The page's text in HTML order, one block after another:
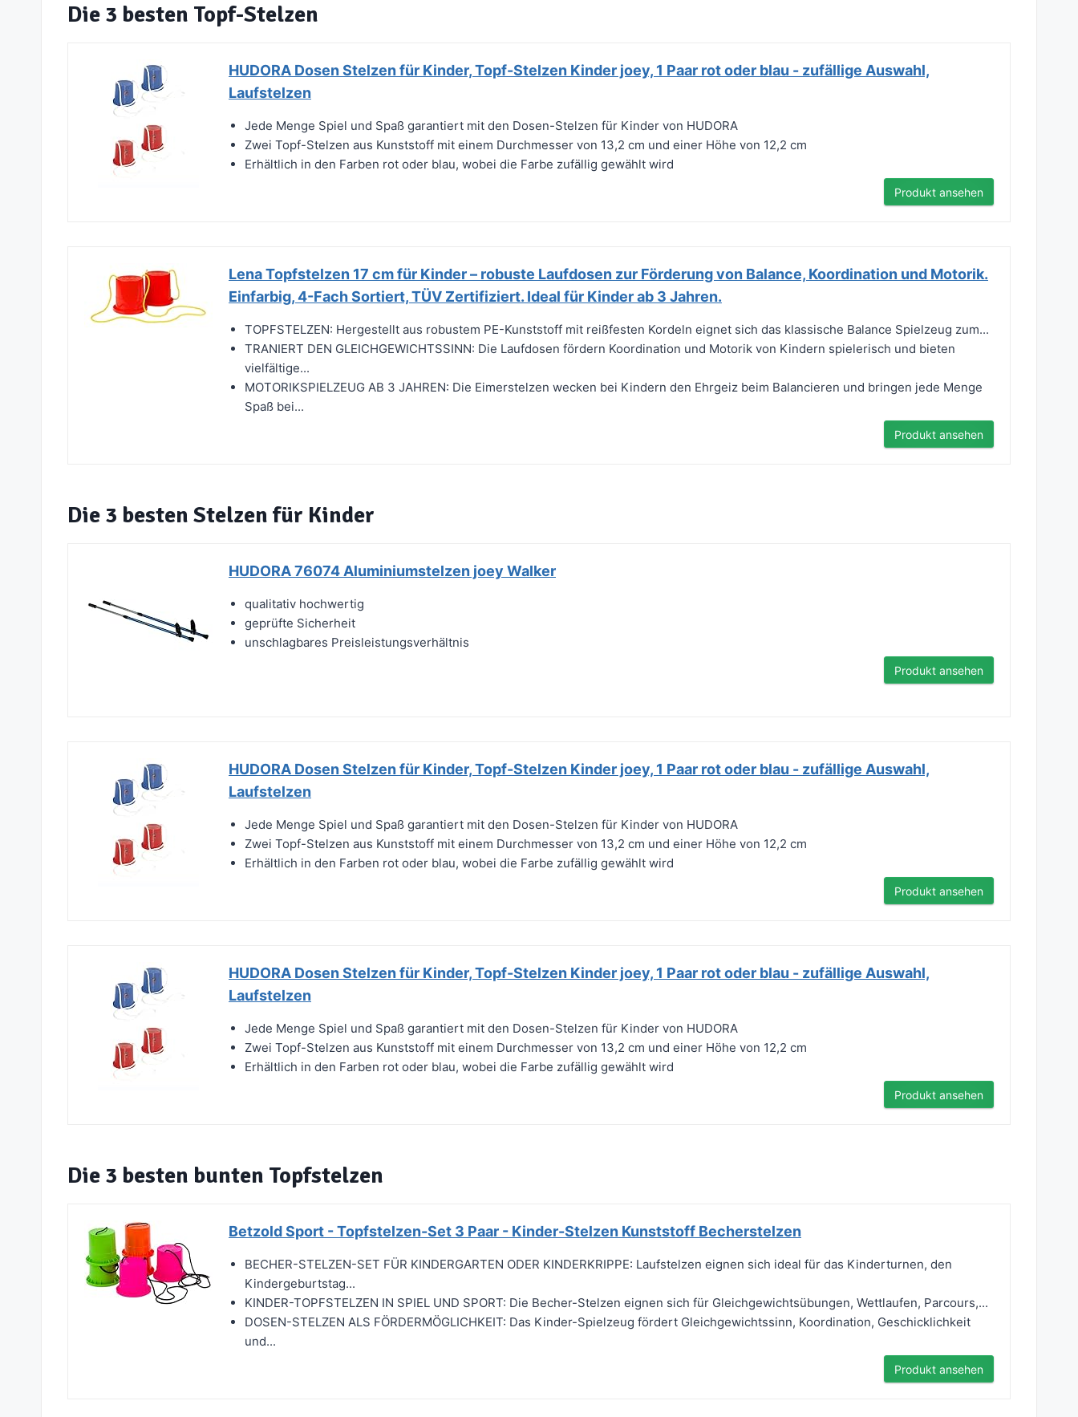
Die 3 besten Topf-Stelzen
HUDORA Dosen Stelzen für Kinder, Topf-Stelzen Kinder joey, 1 Paar rot oder blau - zufällige Auswahl,
Laufstelzen
Jede Menge Spiel und Spaß garantiert mit den Dosen-Stelzen für Kinder von HUDORA
Zwei Topf-Stelzen aus Kunststoff mit einem Durchmesser von 13,2 cm und einer Höhe von 12,2 cm
Erhältlich in den Farben rot oder blau, wobei die Farbe zufällig gewählt wird
Produkt ansehen
Lena Topfstelzen 17 cm für Kinder – robuste Laufdosen zur Förderung von Balance, Koordination und Motorik.
Einfarbig, 4-Fach Sortiert, TÜV Zertifiziert. Ideal für Kinder ab 3 Jahren.
TOPFSTELZEN: Hergestellt aus robustem PE-Kunststoff mit reißfesten Kordeln eignet sich das klassische Balance Spielzeug zum...
TRANIERT DEN GLEICHGEWICHTSSINN: Die Laufdosen fördern Koordination und Motorik von Kindern spielerisch und bieten
vielfältige...
MOTORIKSPIELZEUG AB 3 JAHREN: Die Eimerstelzen wecken bei Kindern den Ehrgeiz beim Balancieren und bringen jede Menge
Spaß bei...
Produkt ansehen
Die 3 besten Stelzen für Kinder
HUDORA 76074 Aluminiumstelzen joey Walker
qualitativ hochwertig
geprüfte Sicherheit
unschlagbares Preisleistungsverhältnis
Produkt ansehen
HUDORA Dosen Stelzen für Kinder, Topf-Stelzen Kinder joey, 1 Paar rot oder blau - zufällige Auswahl,
Laufstelzen
Jede Menge Spiel und Spaß garantiert mit den Dosen-Stelzen für Kinder von HUDORA
Zwei Topf-Stelzen aus Kunststoff mit einem Durchmesser von 13,2 cm und einer Höhe von 12,2 cm
Erhältlich in den Farben rot oder blau, wobei die Farbe zufällig gewählt wird
Produkt ansehen
HUDORA Dosen Stelzen für Kinder, Topf-Stelzen Kinder joey, 1 Paar rot oder blau - zufällige Auswahl,
Laufstelzen
Jede Menge Spiel und Spaß garantiert mit den Dosen-Stelzen für Kinder von HUDORA
Zwei Topf-Stelzen aus Kunststoff mit einem Durchmesser von 13,2 cm und einer Höhe von 12,2 cm
Erhältlich in den Farben rot oder blau, wobei die Farbe zufällig gewählt wird
Produkt ansehen
Die 3 besten bunten Topfstelzen
Betzold Sport - Topfstelzen-Set 3 Paar - Kinder-Stelzen Kunststoff Becherstelzen
BECHER-STELZEN-SET FÜR KINDERGARTEN ODER KINDERKRIPPE: Laufstelzen eignen sich ideal für das Kinderturnen, den
Kindergeburtstag...
KINDER-TOPFSTELZEN IN SPIEL UND SPORT: Die Becher-Stelzen eignen sich für Gleichgewichtsübungen, Wettlaufen, Parcours,...
DOSEN-STELZEN ALS FÖRDERMÖGLICHKEIT: Das Kinder-Spielzeug fördert Gleichgewichtssinn, Koordination, Geschicklichkeit
und...
Produkt ansehen